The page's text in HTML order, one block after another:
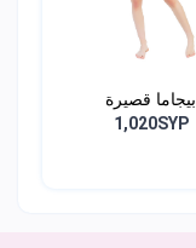
بيجاما قصيرة
1,020SYP